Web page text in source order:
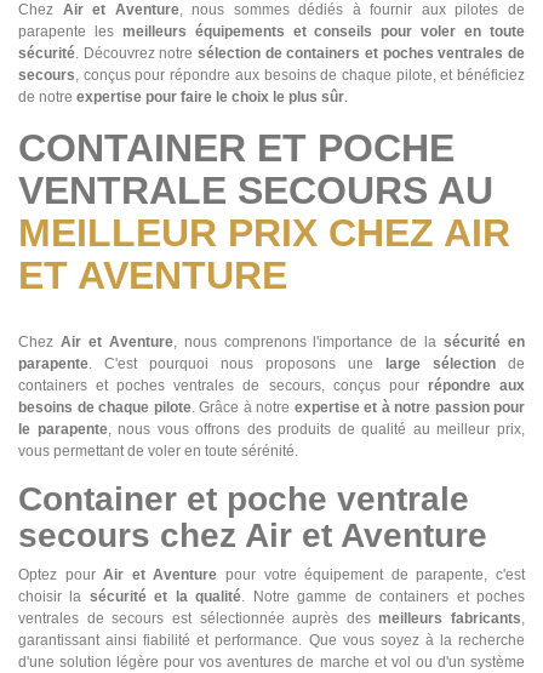
Chez Air et Aventure, nous sommes dédiés à fournir aux pilotes de
parapente les meilleurs équipements et conseils pour voler en toute
sécurité. Découvrez notre sélection de containers et poches ventrales de
secours, conçus pour répondre aux besoins de chaque pilote, et bénéficiez
de notre expertise pour faire le choix le plus sûr.
CONTAINER ET POCHE
VENTRALE SECOURS AU
MEILLEUR PRIX CHEZ AIR
ET AVENTURE
Chez Air et Aventure, nous comprenons l'importance de la sécurité en
parapente. C'est pourquoi nous proposons une large sélection de
containers et poches ventrales de secours, conçus pourrépondre aux
besoins de chaque pilote. Grâce à notre expertise et à notre passion pour
le parapente, nous vous offrons des produits de qualité au meilleur prix,
vous permettant de voler en toute sérénité.
Container et poche ventrale
secours chez Air et Aventure
Optez pourAir et Aventure pour votre équipement de parapente, c'est
choisir la sécurité et la qualité. Notre gamme de containers et poches
ventrales de secours est sélectionnée auprès desmeilleurs fabricants,
garantissant ainsi fiabilité et performance. Que vous soyez à la recherche
d'une solution légère pour vos aventures de marche et vol ou d'un système